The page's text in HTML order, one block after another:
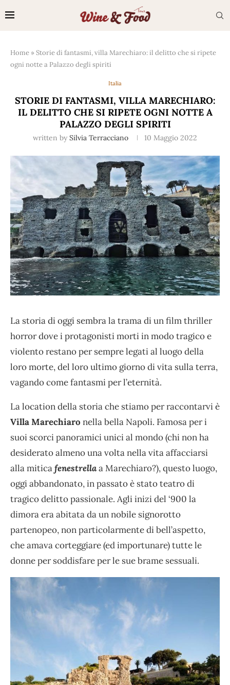
Home »Storie di fantasmi, villa Marechiaro: il delitto che si ripete
ogni notte a Palazzo degli spiriti
Italia
STORIE DI FANTASMI, VILLA MARECHIARO:
IL DELITTO CHE SI RIPETE OGNI NOTTE A
PALAZZO DEGLI SPIRITI
written by Silvia Terracciano 10 Maggio 2022
La storia di oggi sembra la trama di un film thriller
horror dove i protagonisti morti in modo tragico e
violento restano per sempre legati al luogo della
loro morte, del loro ultimo giorno di vita sulla terra,
vagando come fantasmi per l’eternità.
La location della storia che stiamo per raccontarvi è
Villa Marechiaro nella bella Napoli. Famosa per i
suoi scorci panoramici unici al mondo (chi non ha
desiderato almeno una volta nella vita affacciarsi
alla miticafenestrellaa Marechiaro?), questo luogo,
oggi abbandonato, in passato è stato teatro di
tragico delitto passionale. Agli inizi del ‘900 la
dimora era abitata da un nobile signorotto
partenopeo, non particolarmente di bell’aspetto,
che amava corteggiare (ed importunare) tutte le
donne per soddisfare per le sue brame sessuali.